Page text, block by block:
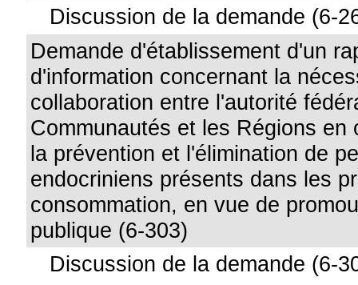
Discussion de la demande (6-
Demande d'établissement d'un
d'information concernant la
collaboration entre l'autorité
Communautés et les Régions en
la prévention et l'élimination de
endocriniens présents dans les
consommation, en vue de
publique (6-303)
Discussion de la demande (6-